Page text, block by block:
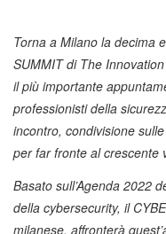
Torna a Milano la decima
SUMMIT di The
il più importante
professionisti della
incontro, condivisione
per far fronte al crescente
Basato sull’Agenda 2022
della cybersecurity, il
milanese, affronterà